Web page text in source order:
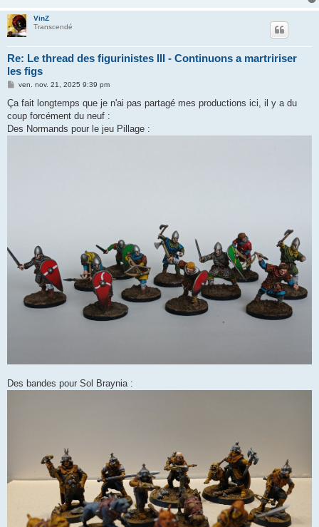
VinZ
Transcendé
Re: Le thread des figurinistes III - Continuons a martririser
les figs
M
s
a
g
e
ven. nov. 21, 2025 9:39 pm
Ça fait longtemps que je n'ai pas partagé mes productions ici, il y a du
coup forcément du neuf :
Des Normands pour le jeu Pillage :
Des bandes pour Sol Braynia :